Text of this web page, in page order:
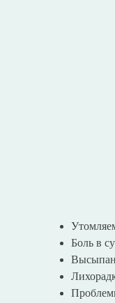
Боль в